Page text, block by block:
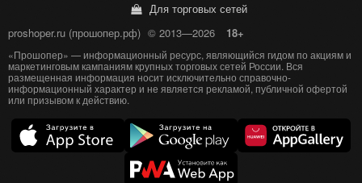
Для торговых сетей
proshoper.ru (прошопер.рф) © 2013—2026 18+
«Прошопер» — информационный ресурс, являющийся гидом по акциям и
маркетинговым кампаниям крупных торговых сетей России. Вся
размещенная информация носит исключительно справочно-
информационный характер и не является рекламой, публичной офертой
или призывом к действию.